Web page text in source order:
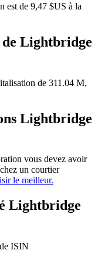
est de 9,47 $US à la
Lightbridge
de 311.04 M,
Lightbridge
vous devez avoir
un courtier
le meilleur.
Lightbridge
ISIN